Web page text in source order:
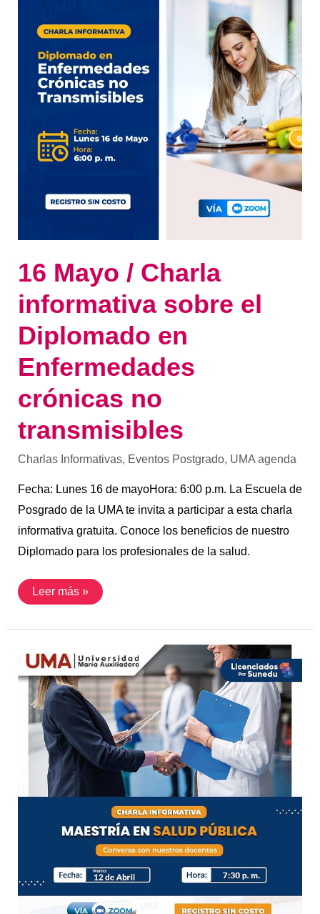
16 Mayo / Charla
informativa sobre el
Diplomado en
Enfermedades
crónicas no
transmisibles
Charlas Informativas, Eventos Postgrado, UMA agenda
Fecha: Lunes 16 de mayoHora: 6:00 p.m. La Escuela de
Posgrado de la UMA te invita a participar a esta charla
informativa gratuita. Conoce los beneficios de nuestro
Diplomado para los profesionales de la salud.
el
Diplomado
en
Enfermedades
crónicas
no
transmisibles
Leer más »
Abril
|
Charla
Informativa